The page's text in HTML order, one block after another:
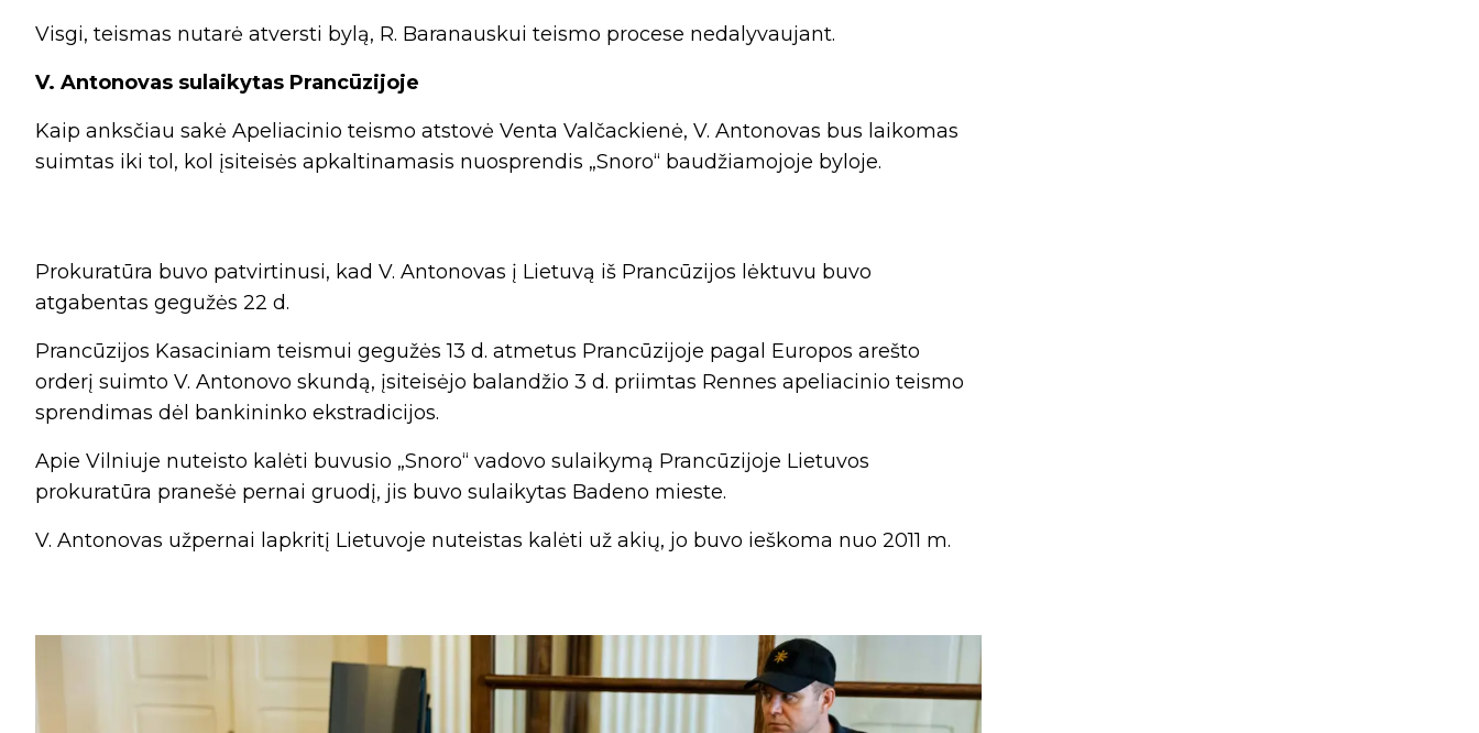
Visgi, teismas nutarė atversti bylą, R. Baranauskui teismo procese nedalyvaujant.
V. Antonovas sulaikytas Prancūzijoje
Kaip anksčiau sakė Apeliacinio teismo atstovė Venta Valčackienė, V. Antonovas bus laikomas
suimtas iki tol, kol įsiteisės apkaltinamasis nuosprendis „Snoro“ baudžiamojoje byloje.
Prokuratūra buvo patvirtinusi, kad V. Antonovas į Lietuvą iš Prancūzijos lėktuvu buvo
atgabentas gegužės 22 d.
Prancūzijos Kasaciniam teismui gegužės 13 d. atmetus Prancūzijoje pagal Europos arešto
orderį suimto V. Antonovo skundą, įsiteisėjo balandžio 3 d. priimtas Rennes apeliacinio teismo
sprendimas dėl bankininko ekstradicijos.
Apie Vilniuje nuteisto kalėti buvusio „Snoro“ vadovo sulaikymą Prancūzijoje Lietuvos
prokuratūra pranešė pernai gruodį, jis buvo sulaikytas Badeno mieste.
V. Antonovas užpernai lapkritį Lietuvoje nuteistas kalėti už akių, jo buvo ieškoma nuo 2011 m.